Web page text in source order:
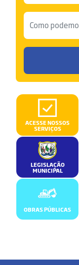
ACESSE NOSSOS
SERVIÇOS
LEGISLAÇÃO
MUNICIPAL
OBRAS PÚBLICAS